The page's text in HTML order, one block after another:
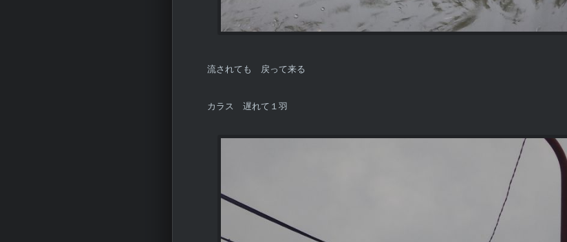
流されても 戻って来る
カラス 遅れて１羽